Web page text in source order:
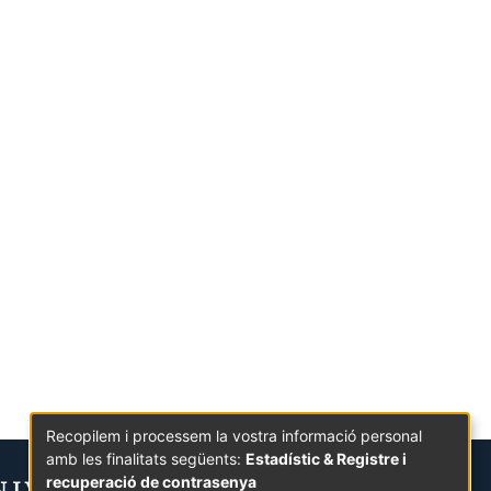
Recopilem i processem la vostra informació personal
amb les finalitats següents: Estadístic & Registre i
recuperació de contrasenya